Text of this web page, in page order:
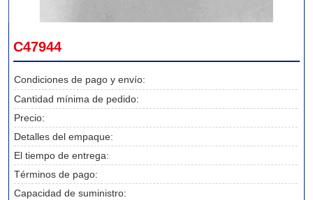
C47944
Condiciones de pago y envío:
Cantidad mínima de pedido:
Precio:
Detalles del empaque:
El tiempo de entrega:
Términos de pago:
Capacidad de suministro: